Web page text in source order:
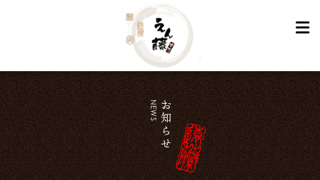
お知らせ
NEWS